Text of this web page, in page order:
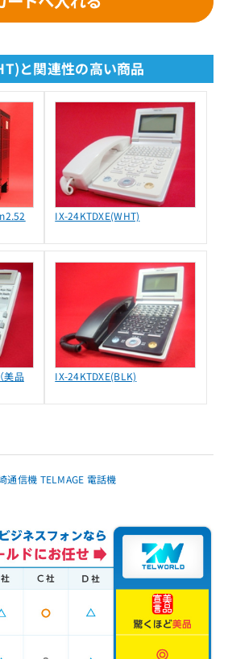
と関連性の高い商品
IX-24KTDXE(WHT)
美品
IX-24KTDXE(BLK)
通信機 TELMAGE 電話機